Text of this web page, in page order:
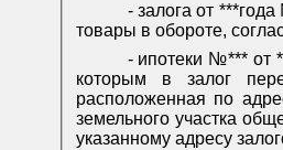
- залога от
товары в обороте,
- ипотеки №***
которым в залог
расположенная по
земельного участка
указанному адресу